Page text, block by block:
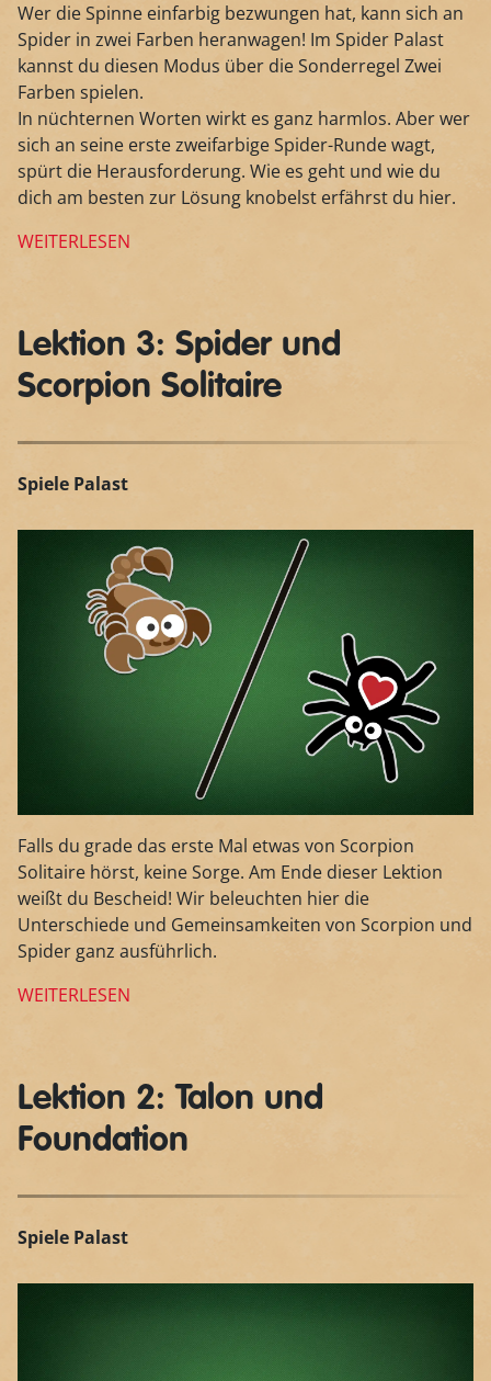
Wer die Spinne einfarbig bezwungen hat, kann sich an
Spider in zwei Farben heranwagen! Im Spider Palast
kannst du diesen Modus über die Sonderregel Zwei
Farben spielen.
In nüchternen Worten wirkt es ganz harmlos. Aber wer
sich an seine erste zweifarbige Spider-Runde wagt,
spürt die Herausforderung. Wie es geht und wie du
dich am besten zur Lösung knobelst erfährst du hier.
WEITERLESEN
Lektion 3: Spider und
Scorpion Solitaire
Spiele Palast
Falls du grade das erste Mal etwas von Scorpion
Solitaire hörst, keine Sorge. Am Ende dieser Lektion
weißt du Bescheid! Wir beleuchten hier die
Unterschiede und Gemeinsamkeiten von Scorpion und
Spider ganz ausführlich.
WEITERLESEN
Lektion 2: Talon und
Foundation
Spiele Palast